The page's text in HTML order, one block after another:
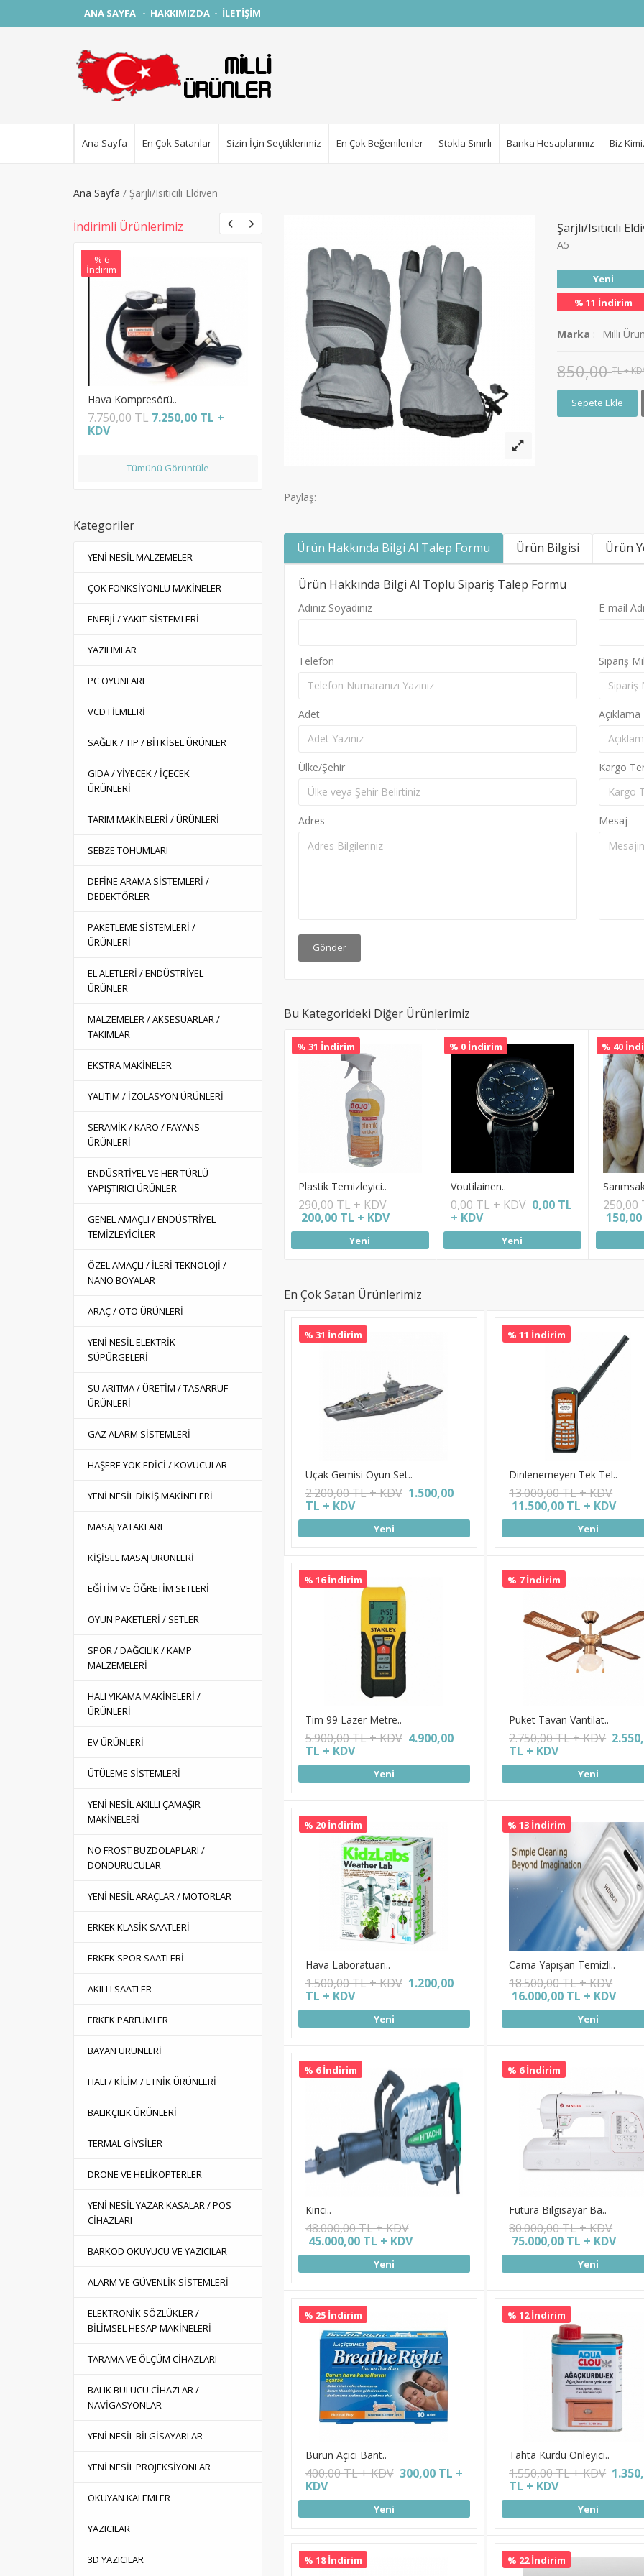
ANA SAYFA - HAKKIMIZDA - İLETİŞİM
Ana Sayfa En Çok Satanlar Sizin İçin Seçtiklerimiz En Çok Beğenilenler Stokla Sınırlı Banka Hesaplarımız Biz
Ana Sayfa Şarjlı/Isıtıcılı Eldiven
İndirimli Ürünlerimiz
% 6
İndirim
Hava Kompresörü..
7.750,00 TL 7.250,00 TL +
KDV
Samsung Kablosuz Şarj Standı..
700,00 TL500,00 TL + KDV
İndirim
Iso-Active Multi Action..
450,00 TL 350,00 TL + KDV
Tümünü Görüntüle
Kategoriler
YENİ NESİL MALZEMELER
ÇOK FONKSİYONLU MAKİNELER
ENERJİ / YAKIT SİSTEMLERİ
YAZILIMLAR
PC OYUNLARI
VCD FİLMLERİ
SAĞLIK / TIP / BİTKİSEL ÜRÜNLER
GIDA / YİYECEK / İÇECEK
ÜRÜNLERİ
TARIM MAKİNELERİ / ÜRÜNLERİ
SEBZE TOHUMLARI
DEFİNE ARAMA SİSTEMLERİ /
DEDEKTÖRLER
PAKETLEME SİSTEMLERİ /
ÜRÜNLERİ
EL ALETLERİ / ENDÜSTRİYEL
ÜRÜNLER
MALZEMELER / AKSESUARLAR /
TAKIMLAR
EKSTRA MAKİNELER
YALITIM / İZOLASYON ÜRÜNLERİ
SERAMİK / KARO / FAYANS
ÜRÜNLERİ
ENDÜSRTİYEL VE HER TÜRLÜ
YAPIŞTIRICI ÜRÜNLER
GENEL AMAÇLI / ENDÜSTRİYEL
TEMİZLEYİCİLER
ÖZEL AMAÇLI / İLERİ TEKNOLOJİ /
NANO BOYALAR
ARAÇ / OTO ÜRÜNLERİ
YENİ NESİL ELEKTRİK
SÜPÜRGELERİ
SU ARITMA / ÜRETİM / TASARRUF
ÜRÜNLERİ
GAZ ALARM SİSTEMLERİ
HAŞERE YOK EDİCİ / KOVUCULAR
YENİ NESİL DİKİŞ MAKİNELERİ
MASAJ YATAKLARI
KİŞİSEL MASAJ ÜRÜNLERİ
EĞİTİM VE ÖĞRETİM SETLERİ
OYUN PAKETLERİ / SETLER
SPOR / DAĞCILIK / KAMP
MALZEMELERİ
HALI YIKAMA MAKİNELERİ /
ÜRÜNLERİ
EV ÜRÜNLERİ
ÜTÜLEME SİSTEMLERİ
YENİ NESİL AKILLI ÇAMAŞIR
MAKİNELERİ
NO FROST BUZDOLAPLARI /
DONDURUCULAR
YENİ NESİL ARAÇLAR / MOTORLAR
ERKEK KLASİK SAATLERİ
ERKEK SPOR SAATLERİ
AKILLI SAATLER
ERKEK PARFÜMLER
BAYAN ÜRÜNLERİ
HALI / KİLİM / ETNİK ÜRÜNLERİ
BALIKÇILIK ÜRÜNLERİ
TERMAL GİYSİLER
DRONE VE HELİKOPTERLER
YENİ NESİL YAZAR KASALAR / POS
CİHAZLARI
BARKOD OKUYUCU VE YAZICILAR
ALARM VE GÜVENLİK SİSTEMLERİ
ELEKTRONİK SÖZLÜKLER /
BİLİMSEL HESAP MAKİNELERİ
TARAMA VE ÖLÇÜM CİHAZLARI
BALIK BULUCU CİHAZLAR /
NAVİGASYONLAR
YENİ NESİL BİLGİSAYARLAR
YENİ NESİL PROJEKSİYONLAR
OKUYAN KALEMLER
YAZICILAR
3D YAZICILAR
Paylaş:
Şarjlı/Isıtıcılı
A5
Yeni
% 11 İndirim
Marka : Milli
850,00TL +
Sepete Ekle
Ürün Hakkında Bilgi Al Talep Formu Ürün Bilgisi Ürün
Ürün Hakkında Bilgi Al Toplu Sipariş Talep Formu
Adınız Soyadınız E-mail
Telefon Sipariş
Adet Açıklama
Ülke/Şehir Kargo
Adres Mesaj
Gönder
Bu Kategorideki Diğer Ürünlerimiz
Plastik Temizleyici..
290,00 TL + KDV
200,00 TL + KDV
Yeni
% 31 İndirim
Voutilainen..
0,00 TL + KDV 0,00 TL
+ KDV
Yeni
% 0 İndirim
250,00
% 40
En Çok Satan Ürünlerimiz
Uçak Gemisi Oyun Set..
2.200,00 TL + KDV 1.500,00
TL + KDV
Yeni
% 31 İndirim
Dinlenemeyen Tek Tel..
13.000,00 TL + KDV
11.500,00 TL + KDV
Yeni
% 11 İndirim
Tim 99 Lazer Metre..
5.900,00 TL + KDV 4.900,00
TL + KDV
Yeni
% 16 İndirim
Puket Tavan Vantilat..
2.750,00 TL + KDV
TL + KDV
Yeni
% 7 İndirim
Hava Laboratuarı..
1.500,00 TL + KDV 1.200,00
TL + KDV
Yeni
% 20 İndirim
Cama Yapışan Temizli..
18.500,00 TL + KDV
16.000,00 TL + KDV
Yeni
% 13 İndirim
Kırıcı..
48.000,00 TL + KDV
45.000,00 TL + KDV
Yeni
% 6 İndirim
Futura Bilgisayar Ba..
80.000,00 TL + KDV
75.000,00 TL + KDV
Yeni
% 6 İndirim
Burun Açıcı Bant..
400,00 TL + KDV 300,00 TL +
KDV
Yeni
% 25 İndirim
Tahta Kurdu Önleyici..
1.550,00 TL + KDV
TL + KDV
Yeni
% 12 İndirim
% 18 İndirim % 22 İndirim